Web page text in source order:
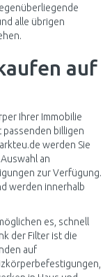
alle übrigen
auf
Ihrer Immobilie
passenden billigen
werden Sie
an
zur Verfügung.
werden innerhalb
es, schnell
der Filter ist die
auf